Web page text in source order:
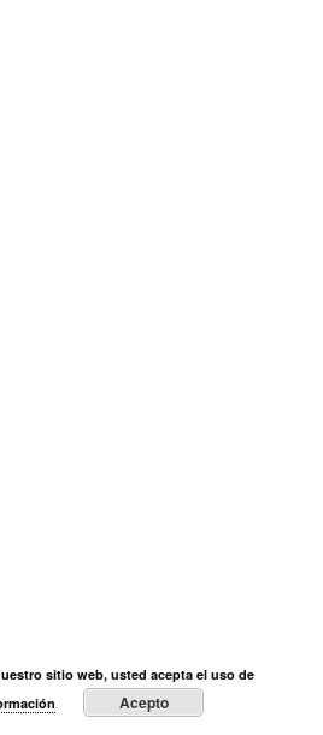
sitio web, usted acepta el uso de
Acepto